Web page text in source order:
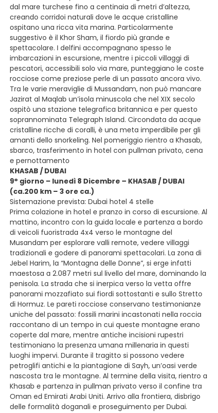
dal mare turchese fino a centinaia di metri d’altezza,
creando corridoi naturali dove le acque cristalline
ospitano una ricca vita marina. Particolarmente
suggestivo è il Khor Sham, il fiordo più grande e
spettacolare. I delfini accompagnano spesso le
imbarcazioni in escursione, mentre i piccoli villaggi di
pescatori, accessibili solo via mare, punteggiano le coste
rocciose come preziose perle di un passato ancora vivo.
Tra le varie meraviglie di Mussandam, non può mancare
Jazirat al Maqlab un’isola minuscola che nel XIX secolo
ospitò una stazione telegrafica britannica e per questo
soprannominata Telegraph Island. Circondata da acque
cristalline ricche di coralli, è una meta imperdibile per gli
amanti dello snorkeling. Nel pomeriggio rientro a Khasab,
sbarco, trasferimento in hotel con pullman privato, cena
e pernottamento
KHASAB / DUBAI
9° giorno – lunedì 8 Dicembre – KHASAB / DUBAI
(ca.200 km – 3 ore ca.)
Sistemazione prevista: Dubai hotel 4 stelle
Prima colazione in hotel e pranzo in corso di escursione. Al
mattino, incontro con la guida locale e partenza a bordo
di veicoli fuoristrada 4x4 verso le montagne del
Musandam per esplorare valli remote, vedere villaggi
tradizionali e godere di panorami spettacolari. La zona di
Jebel Harim, la “Montagna delle Donne”, si erge infatti
maestosa a 2.087 metri sul livello del mare, dominando la
penisola. La strada che si inerpica verso la vetta offre
panorami mozzafiato sui fiordi sottostanti e sullo Stretto
di Hormuz. Le pareti rocciose conservano testimonianze
uniche del passato: fossili marini incastonati nella roccia
raccontano di un tempo in cui queste montagne erano
coperte dal mare, mentre antiche incisioni rupestri
testimoniano la presenza umana millenaria in questi
luoghi impervi. Durante il tragitto si possono vedere
petroglifi antichi e la piantagione di Sayh, un’oasi verde
nascosta tra le montagne. Al termine della visita, rientro a
Khasab e partenza in pullman privato verso il confine tra
Oman ed Emirati Arabi Uniti. Arrivo alla frontiera, disbrigo
delle formalità doganali e proseguimento per Dubai.